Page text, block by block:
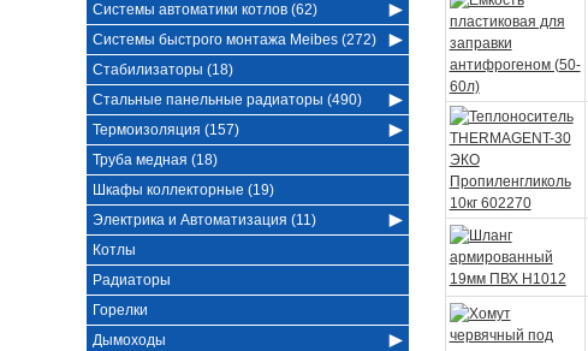
Системы автоматики котлов (62)
Системы быстрого монтажа Meibes (272)
Стабилизаторы (18)
Стальные панельные радиаторы (490)
Термоизоляция (157)
Труба медная (18)
Шкафы коллекторные (19)
Электрика и Автоматизация (11)
Котлы
Радиаторы
Горелки
Дымоходы